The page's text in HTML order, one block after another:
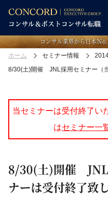
コンサル業界から日本Ｎ
ホーム セミナー情報
8/30(土)開催 JNL採用セミナー（
当セミナーは受付終了い
はセミナー一
8/30(土)開催 JNL
ナーは受付終了致